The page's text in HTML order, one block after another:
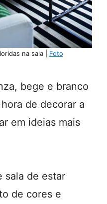
na sala | Foto
bege e branco
de decorar a
em ideias mais
sala de estar
de cores e